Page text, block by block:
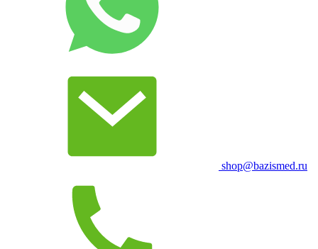
shop@bazismed.ru